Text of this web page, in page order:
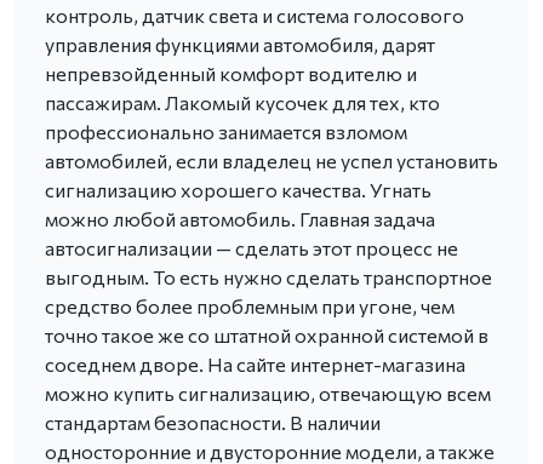
контроль, датчик света и система голосового
управления функциями автомобиля, дарят
непревзойденный комфорт водителю и
пассажирам. Лакомый кусочек для тех, кто
профессионально занимается взломом
автомобилей, если владелец не успел установить
сигнализацию хорошего качества. Угнать
можно любой автомобиль. Главная задача
автосигнализации — сделать этот процесс не
выгодным. То есть нужно сделать транспортное
средство более проблемным при угоне, чем
точно такое же со штатной охранной системой в
соседнем дворе. На сайте интернет-магазина
можно купить сигнализацию, отвечающую всем
стандартам безопасности. В наличии
односторонние и двусторонние модели, а также